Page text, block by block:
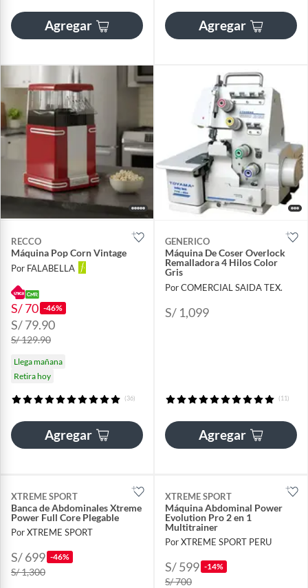
Agregar Agregar
RECCO
Máquina Pop Corn Vintage
Por FALABELLA
S/ 70 -46%
S/ 79.90
S/ 129.90
Llega mañana
Retira hoy
(36)
Agregar
GENERICO
Máquina De Coser Overlock
Remalladora 4 Hilos Color
Gris
Por COMERCIAL SAIDA TEX.
S/ 1,099
(11)
Agregar
XTREME SPORT
Banca de Abdominales Xtreme
Power Full Core Plegable
Por XTREME SPORT
S/ 699 -46%
S/ 1,300
XTREME SPORT
Máquina Abdominal Power
Evolution Pro 2 en 1
Multitrainer
Por XTREME SPORT PERU
S/ 599 -14%
S/ 700